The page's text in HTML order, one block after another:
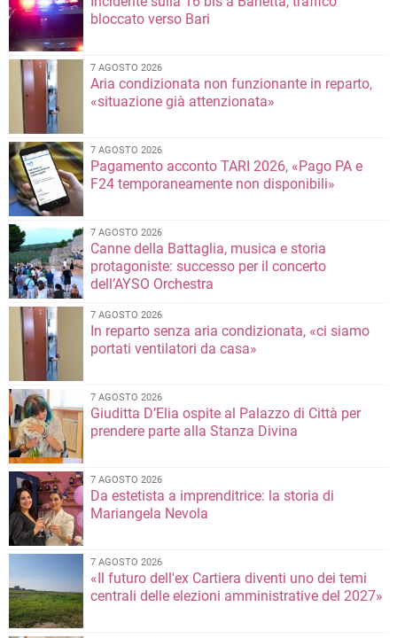
bloccato verso Bari
7 AGOSTO 2026
Aria condizionata non funzionante in reparto,
«situazione già attenzionata»
7 AGOSTO 2026
Pagamento acconto TARI 2026, «Pago PA e
F24 temporaneamente non disponibili»
7 AGOSTO 2026
Canne della Battaglia, musica e storia
protagoniste: successo per il concerto
dell’AYSO Orchestra
7 AGOSTO 2026
In reparto senza aria condizionata, «ci siamo
portati ventilatori da casa»
7 AGOSTO 2026
Giuditta D’Elia ospite al Palazzo di Città per
prendere parte alla Stanza Divina
7 AGOSTO 2026
Da estetista a imprenditrice: la storia di
Mariangela Nevola
7 AGOSTO 2026
«Il futuro dell'ex Cartiera diventi uno dei temi
centrali delle elezioni amministrative del 2027»